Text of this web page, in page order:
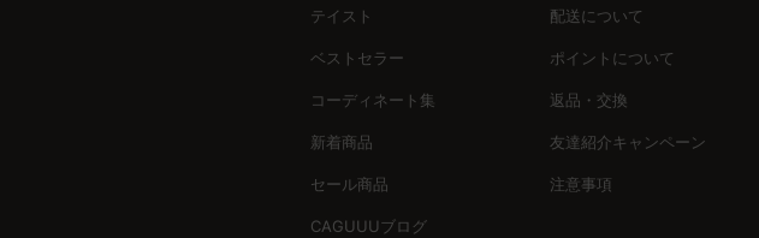
空間を実現するサポートも充実しています。 CAGUUUのクローゼットチェストで、収納
テイスト
ベストセラー
コーディネート集
新着商品
セール商品
CAGUUUブログ
配送について
ポイントについて
返品・交換
友達紹介キャンペーン
注意事項